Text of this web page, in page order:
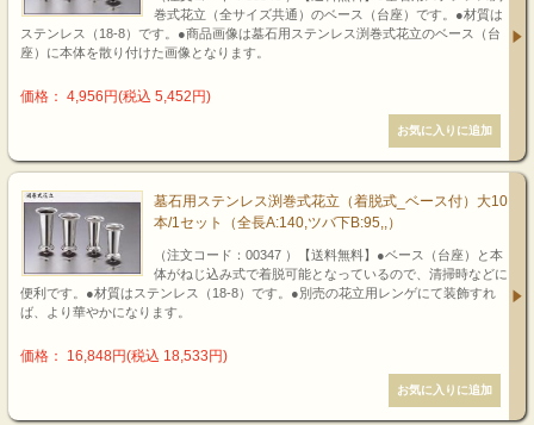
巻式花立（全サイズ共通）のベース（台座）です。●材質は
ステンレス（18-8）です。●商品画像は墓石用ステンレス渕巻式花立のベース（台
座）に本体を散り付けた画像となります。
価格： 4,956円(税込 5,452円)
墓石用ステンレス渕巻式花立（着脱式_ベース付）大10
本/1セット（全長A:140,ツバ下B:95,,）
（注文コード：00347 ）【送料無料】●ベース（台座）と本
体がねじ込み式で着脱可能となっているので、清掃時などに
便利です。●材質はステンレス（18-8）です。●別売の花立用レンゲにて装飾すれ
ば、より華やかになります。
価格： 16,848円(税込 18,533円)